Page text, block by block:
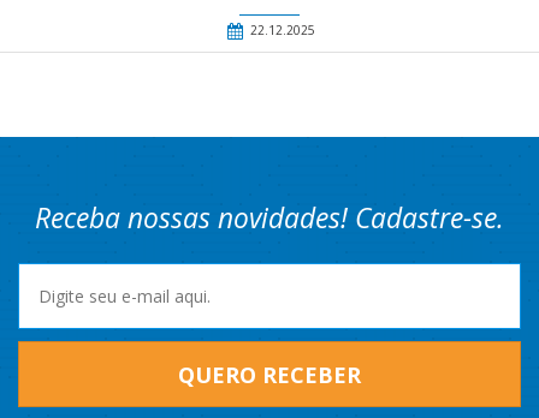
22.12.2025
Receba nossas novidades! Cadastre-se.
QUERO RECEBER